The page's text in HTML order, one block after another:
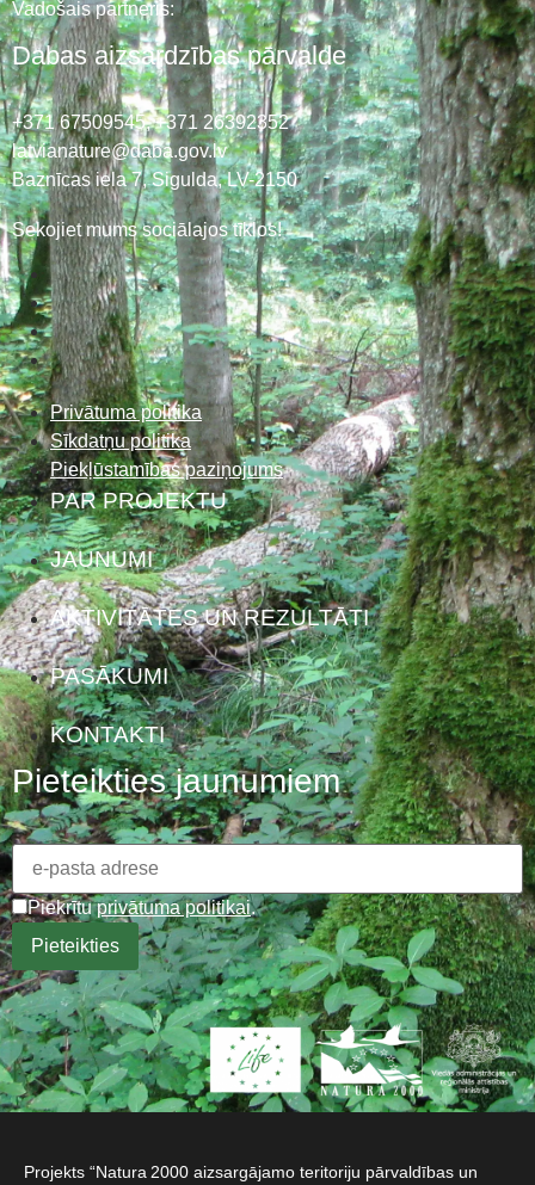
Vadošais partneris:
Dabas aizsardzības pārvalde
+371 67509545,+371 26392352
latvianature@daba.gov.lv
Baznīcas iela 7, Sigulda, LV-2150
Sekojiet mums sociālajos tīklos!
Privātuma politika
Sīkdatņu politika
Piekļūstamības paziņojums
PAR PROJEKTU
JAUNUMI
AKTIVITĀTES UN REZULTĀTI
PASĀKUMI
KONTAKTI
Pieteikties jaunumiem
Piekrītuprivātuma politikai.
Projekts “Natura 2000 aizsargājamo teritoriju pārvaldības un